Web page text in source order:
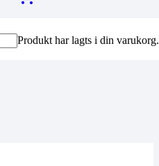
Produkt har lagts i din varukorg.